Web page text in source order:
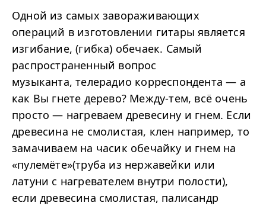
Одной из самых завораживающих
операций в изготовлении гитары является
изгибание, (гибка) обечаек. Самый
распространенный вопрос
музыканта, телерадио корреспондента — а
как Вы гнете дерево? Между-тем, всё очень
просто — нагреваем древесину и гнем. Если
древесина не смолистая, клен например, то
замачиваем на часик обечайку и гнем на
«пулемёте»(труба из нержавейки или
латуни с нагревателем внутри полости),
если древесина смолистая, палисандр